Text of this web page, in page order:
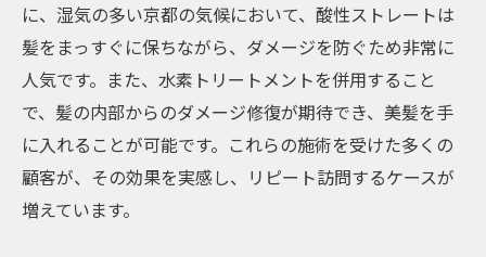
に、湿気の多い京都の気候において、酸性ストレートは
髪をまっすぐに保ちながら、ダメージを防ぐため非常に
人気です。また、水素トリートメントを併用すること
で、髪の内部からのダメージ修復が期待でき、美髪を手
に入れることが可能です。これらの施術を受けた多くの
顧客が、その効果を実感し、リピート訪問するケースが
増えています。